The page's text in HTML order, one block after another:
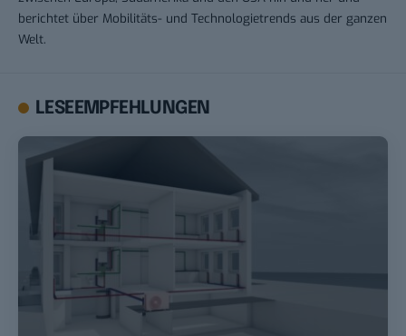
berichtet über Mobilitäts- und Technologietrends aus der ganzen
Welt.
LESEEMPFEHLUNGEN